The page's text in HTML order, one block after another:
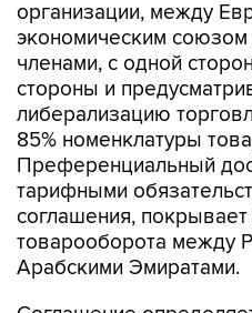
организации, между
экономическим союзом
членами, с одной
стороны и
либерализацию
85% номенклатуры
Преференциальный
тарифными
соглашения,
товарооборота между
Арабскими Эмиратами.